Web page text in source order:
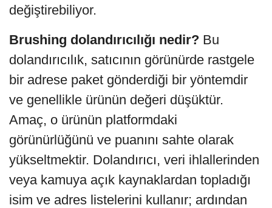
değiştirebiliyor.
Brushing dolandırıcılığı nedir? Bu
dolandırıcılık, satıcının görünürde rastgele
bir adrese paket gönderdiği bir yöntemdir
ve genellikle ürünün değeri düşüktür.
Amaç, o ürünün platformdaki
görünürlüğünü ve puanını sahte olarak
yükseltmektir. Dolandırıcı, veri ihlallerinden
veya kamuya açık kaynaklardan topladığı
isim ve adres listelerini kullanır; ardından